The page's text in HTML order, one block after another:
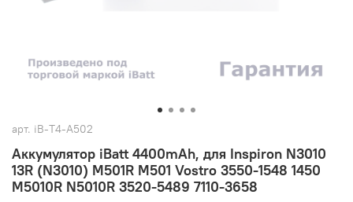
арт. iB-T4-A502
Аккумулятор iBatt 4400mAh, для Inspiron N3010
13R (N3010) M501R M501 Vostro 3550-1548 1450
M5010R N5010R 3520-5489 7110-3658